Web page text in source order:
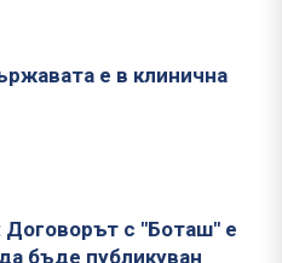
е в клинична
с "Боташ" е
бъде публикуван